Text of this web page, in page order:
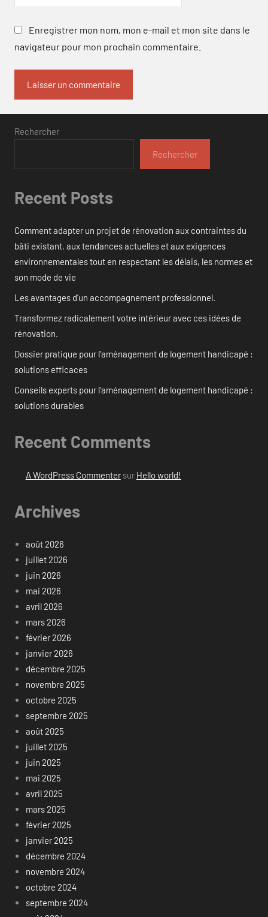
Enregistrer mon nom, mon e-mail et mon site dans le
navigateur pour mon prochain commentaire.
Rechercher
Rechercher
Recent Posts
Comment adapter un projet de rénovation aux contraintes du
bâti existant, aux tendances actuelles et aux exigences
environnementales tout en respectant les délais, les normes et
son mode de vie
Les avantages d’un accompagnement professionnel.
Transformez radicalement votre intérieur avec ces idées de
rénovation.
Dossier pratique pour l’aménagement de logement handicapé :
solutions efficaces
Conseils experts pour l’aménagement de logement handicapé :
solutions durables
Recent Comments
A WordPress Commentersur Hello world!
Archives
août 2026
juillet 2026
juin 2026
mai 2026
avril 2026
mars 2026
février 2026
janvier 2026
décembre 2025
novembre 2025
octobre 2025
septembre 2025
août 2025
juillet 2025
juin 2025
mai 2025
avril 2025
mars 2025
février 2025
janvier 2025
décembre 2024
novembre 2024
octobre 2024
septembre 2024